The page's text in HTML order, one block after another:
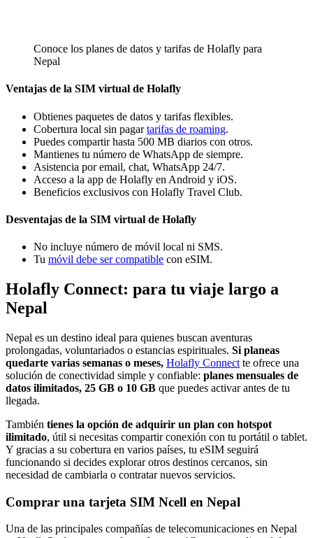
Conoce los planes de datos y tarifas de Holafly para
Nepal
Ventajas de la SIM virtual de Holafly
Obtienes paquetes de datos y tarifas flexibles.
Cobertura local sin pagartarifas de roaming.
Puedes compartir hasta 500 MB diarios con otros.
Mantienes tu número de WhatsApp de siempre.
Asistencia por email, chat, WhatsApp 24/7.
Acceso a la app de Holafly en Android y iOS.
Beneficios exclusivos con Holafly Travel Club.
Desventajas de la SIM virtual de Holafly
No incluye número de móvil local ni SMS.
Tu móvil debe ser compatible con eSIM.
Holafly Connect: para tu viaje largo a
Nepal
Nepal es un destino ideal para quienes buscan aventuras
prolongadas, voluntariados o estancias espirituales. Si planeas
quedarte varias semanas o meses, Holafly Connect te ofrece una
solución de conectividad simple y confiable: planes mensuales de
datos ilimitados, 25 GB o 10 GB que puedes activar antes de tu
llegada.
También tienes la opción de adquirir un plan con hotspot
ilimitado, útil si necesitas compartir conexión con tu portátil o tablet.
Y gracias a su cobertura en varios países, tu eSIM seguirá
funcionando si decides explorar otros destinos cercanos, sin
necesidad de cambiarla o contratar nuevos servicios.
Comprar una tarjeta SIM Ncell en Nepal
Una de las principales compañías de telecomunicaciones en Nepal